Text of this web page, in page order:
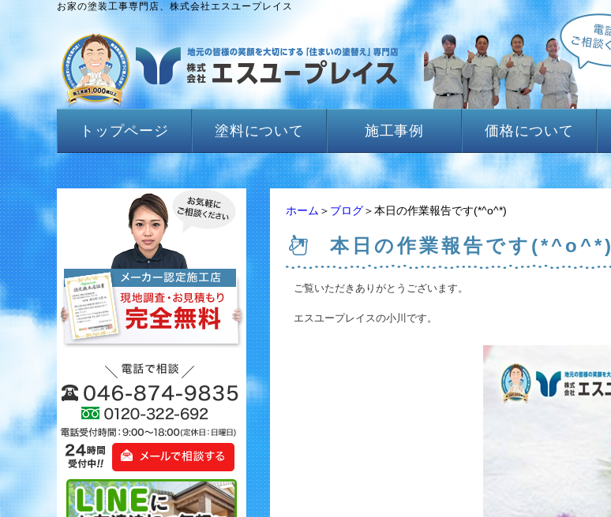
お家の塗装工事専門店、株式会社エスユープレイス
トップページ 塗料について 施工事例 価格について
ホーム ＞ ブログ＞本日の作業報告です(*^o^*)
本日の作業報告です(*^o^*)
ご覧いただきありがとうございます。
エスユープレイスの小川です。